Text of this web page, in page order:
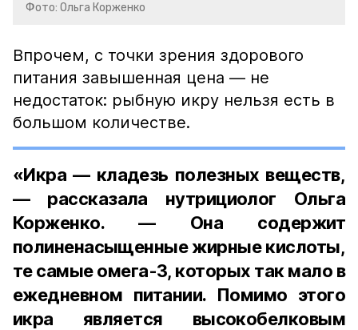
Фото: Ольга Корженко
Впрочем, с точки зрения здорового
питания завышенная цена — не
недостаток: рыбную икру нельзя есть в
большом количестве.
«Икра — кладезь полезных веществ,
— рассказала нутрициолог Ольга
Корженко. — Она содержит
полиненасыщенные жирные кислоты,
те самые омега-3, которых так мало в
ежедневном питании. Помимо этого
икра является высокобелковым